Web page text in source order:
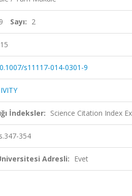
Sayı: 2
s11117-014-0301-9
İndeksler: Science Citation Index
354
Adresli: Evet